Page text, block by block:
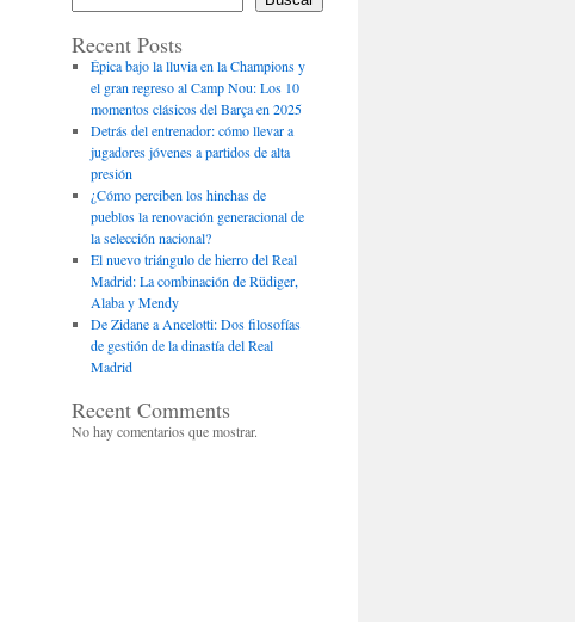
Recent Posts
Épica bajo la lluvia en la Champions y
el gran regreso al Camp Nou: Los 10
momentos clásicos del Barça en 2025
Detrás del entrenador: cómo llevar a
jugadores jóvenes a partidos de alta
presión
¿Cómo perciben los hinchas de
pueblos la renovación generacional de
la selección nacional?
El nuevo triángulo de hierro del Real
Madrid: La combinación de Rüdiger,
Alaba y Mendy
De Zidane a Ancelotti: Dos filosofías
de gestión de la dinastía del Real
Madrid
Recent Comments
No hay comentarios que mostrar.